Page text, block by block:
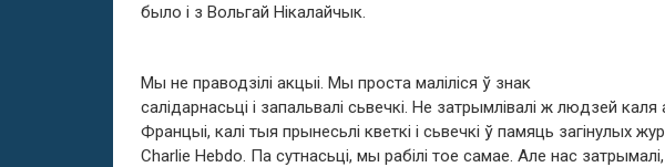
было і з Вольгай Нікалайчык.
Мы не праводзілі акцыі. Мы проста маліліся ў знак
салідарнасьці і запальвалі сьвечкі. Не затрымлівалі ж людзей
Францыі, калі тыя прынесьлі кветкі і сьвечкі ў памяць загінулых
Charlie Hebdo. Па сутнасьці, мы рабілі тое самае. Але нас